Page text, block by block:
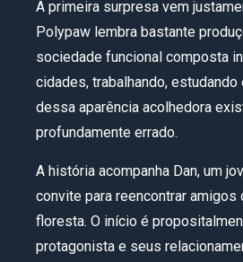
A primeira surpresa vem
Polypaw lembra bastante
sociedade funcional composta
cidades, trabalhando,
dessa aparência acolhedora
profundamente errado.
A história acompanha Dan, um
convite para reencontrar amigos
floresta. O início é
protagonista e seus